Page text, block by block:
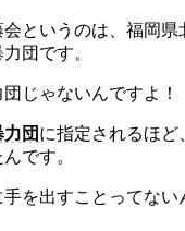
というのは、福岡
団です。
じゃないんですよ！
団 に指定されるほ
です。
を出すことってな